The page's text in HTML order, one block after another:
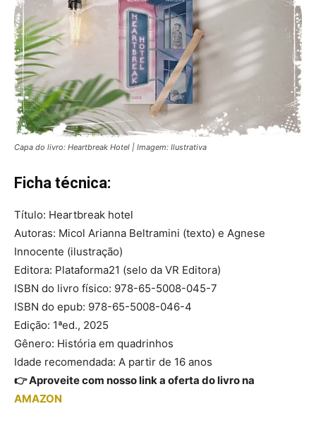
Capa do livro: Heartbreak Hotel | Imagem: Ilustrativa
Ficha técnica:
Título: Heartbreak hotel
Autoras: Micol Arianna Beltramini (texto) e Agnese
Innocente (ilustração)
Editora: Plataforma21 (selo da VR Editora)
ISBN do livro físico: 978-65-5008-045-7
ISBN do epub: 978-65-5008-046-4
Edição: 1ªed., 2025
Gênero: História em quadrinhos
Idade recomendada: A partir de 16 anos
👉 Aproveite com nosso link a oferta do livro na
AMAZON